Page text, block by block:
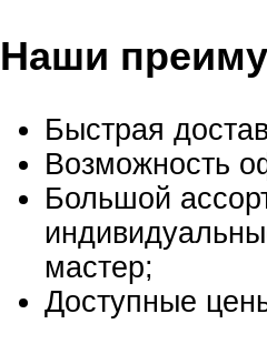
Наши
Быстрая
Возможность
Большой
мастер;
Доступные